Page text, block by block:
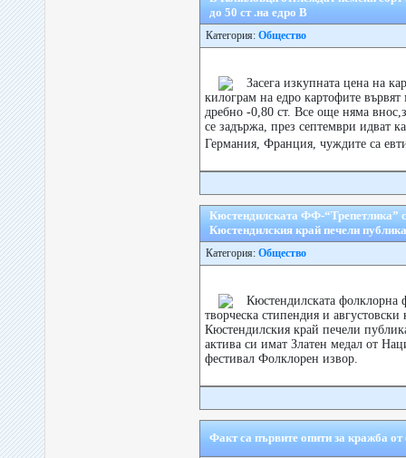
до 50 ст .на едро В
Категория: Общество
Засега изкупната цена на
килограм на едро картофите
дребно -0,80 ст. Все още няма
се задържа, през септември идват
Германия, Франция, чуждите са
Кюстендилската ФФ-“Трепетлика” с
Кюстендилския край печели
Категория: Общество
Кюстендилската фолклорна
творческа стипендия и августовски
Кюстендилския край печели
актива си имат Златен медал от
фестивал Фолклорен извор.
Факт са първите опити за кражба